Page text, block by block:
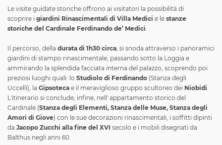
Le visite guidate storiche offrono ai visitatori la possibilità di
scoprire i giardini Rinascimentali di Villa Medici e le stanze
storiche del Cardinale Ferdinando de’ Medici.
Il percorso, della durata di 1h30 circa, si snoda attraverso i panoramici
giardini di stampo rinascimentale, passando sotto la Loggia e
ammirando la splendida facciata interna del palazzo, scoprendo poi
preziosi luoghi quali: lo Studiolo di Ferdinando (Stanza degli
Uccelli), la Gipsoteca e il meraviglioso gruppo scultoreo dei Niobidi.
L'itinerario si conclude, infine, nell' appartamento storico del
Cardinale (Stanza degli Elementi, Stanza delle Muse, Stanza degli
Amori di Giove) con le sue decorazioni rinascimentali, i soffitti dipinti
da Jacopo Zucchi alla fine del XVI secolo e i mobili disegnati da
Balthus negli anni 60.